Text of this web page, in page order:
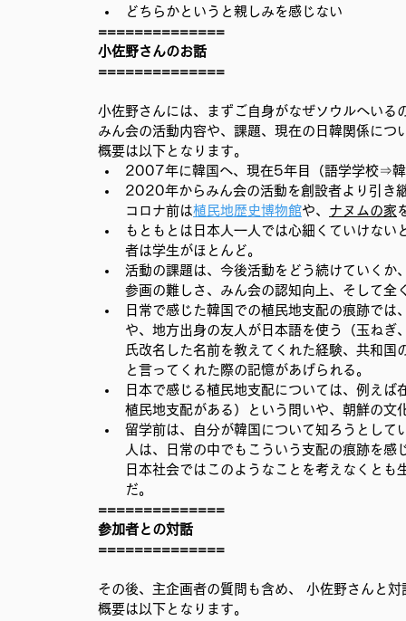
どちらかというと親しみを感じない
==============
小佐野さんのお話
==============
小佐野さんには、まずご自身がなぜソウルへいる
みん会の活動内容や、課題、現在の日韓関係につ
概要は以下となります。
2007年に韓国へ、現在5年目（語学学校⇒韓
2020年からみん会の活動を創設者より引き
コロナ前は植民地歴史博物館や、 ナヌムの家
もともとは日本人一人では心細くていけな
者は学生がほとんど。
活動の課題は、今後活動をどう続けていくか
参画の難しさ、みん会の認知向上、そして全
日常で感じた韓国での植民地支配の痕跡で
や、地方出身の友人が日本語を使う（玉ね
氏改名した名前を教えてくれた経験、共和
と言ってくれた際の記憶があげられる。
日本で感じる植民地支配については、例え
植民地支配がある）という問いや、朝鮮の文
留学前は、自分が韓国について知ろうとして
人は、日常の中でもこういう支配の痕跡を
日本社会ではこのようなことを考えなくと
だ。
==============
参加者との対話
==============
その後、主企画者の質問も含め、 小佐野さんと
概要は以下となります。